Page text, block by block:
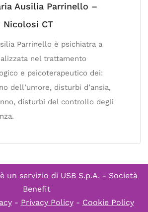
Ausilia Parrinello –
Nicolosi CT
Parrinello è psichiatra a
nel trattamento
e psicoterapeutico dei:
dell’umore, disturbi d’ansia,
disturbi del controllo degli
un servizio di USB S.p.A. - Società
Benefit
- Privacy Policy- Cookie Policy